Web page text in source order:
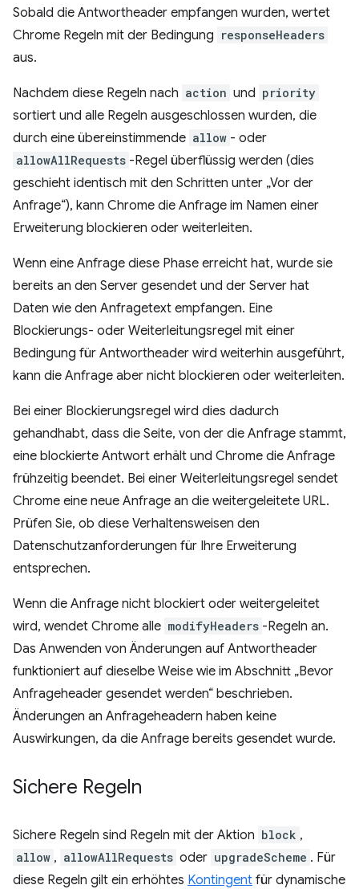
Sobald die Antwortheader empfangen wurden, wertet
Chrome Regeln mit der Bedingung responseHeaders
aus.
Nachdem diese Regeln nach action und priority
sortiert und alle Regeln ausgeschlossen wurden, die
durch eine übereinstimmende allow - oder
allowAllRequests -Regel überflüssig werden (dies
geschieht identisch mit den Schritten unter „Vor der
Anfrage“), kann Chrome die Anfrage im Namen einer
Erweiterung blockieren oder weiterleiten.
Wenn eine Anfrage diese Phase erreicht hat, wurde sie
bereits an den Server gesendet und der Server hat
Daten wie den Anfragetext empfangen. Eine
Blockierungs- oder Weiterleitungsregel mit einer
Bedingung für Antwortheader wird weiterhin ausgeführt,
kann die Anfrage aber nicht blockieren oder weiterleiten.
Bei einer Blockierungsregel wird dies dadurch
gehandhabt, dass die Seite, von der die Anfrage stammt,
eine blockierte Antwort erhält und Chrome die Anfrage
frühzeitig beendet. Bei einer Weiterleitungsregel sendet
Chrome eine neue Anfrage an die weitergeleitete URL.
Prüfen Sie, ob diese Verhaltensweisen den
Datenschutzanforderungen für Ihre Erweiterung
entsprechen.
Wenn die Anfrage nicht blockiert oder weitergeleitet
wird, wendet Chrome alle modifyHeaders -Regeln an.
Das Anwenden von Änderungen auf Antwortheader
funktioniert auf dieselbe Weise wie im Abschnitt „Bevor
Anfrageheader gesendet werden“ beschrieben.
Änderungen an Anfrageheadern haben keine
Auswirkungen, da die Anfrage bereits gesendet wurde.
Sichere Regeln
Sichere Regeln sind Regeln mit der Aktion block ,
allow , allowAllRequests oder upgradeScheme . Für
diese Regeln gilt ein erhöhtes Kontingent für dynamische